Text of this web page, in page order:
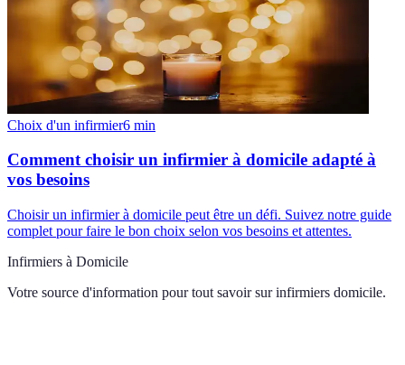
Choix d'un infirmier6 min
Comment choisir un infirmier à domicile adapté à
vos besoins
Choisir un infirmier à domicile peut être un défi. Suivez notre guide
complet pour faire le bon choix selon vos besoins et attentes.
Infirmiers à Domicile
Votre source d'information pour tout savoir sur infirmiers domicile.